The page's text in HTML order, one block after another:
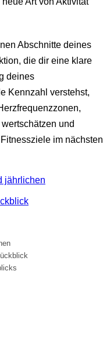
Abschnitte deines
die dir eine klare
deines
Kennzahl verstehst,
und
im nächsten
jährlichen